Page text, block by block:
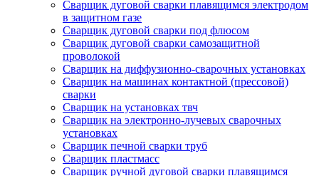
Сварщик дуговой сварки плавящимся электродом
в защитном газе
Сварщик дуговой сварки под флюсом
Сварщик дуговой сварки самозащитной
проволокой
Сварщик на диффузионно-сварочных установках
Сварщик на машинах контактной (прессовой)
сварки
Сварщик на установках твч
Сварщик на электронно-лучевых сварочных
установках
Сварщик печной сварки труб
Сварщик пластмасс
Сварщик ручной дуговой сварки плавящимся